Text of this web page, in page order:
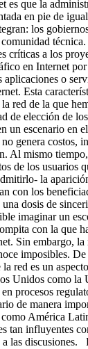
es que la
en pie de
los
críticas a los
en Internet
aplicaciones o
Esta
red de la que
de elección de
un escenario en
genera costos,
Al mismo
de los usuarios
la
con los
dosis de
imaginar un
con la que
Sin embargo, la
imposibles.
red es un
Unidos como la
procesos
de manera
América
tan influyentes
las discusiones.